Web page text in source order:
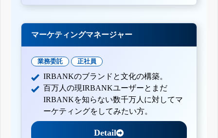
マーケティングマネージャー
業務委託 正社員
IRBANKのブランドと文化の構築。
百万人の現IRBANKユーザーとまだ
IRBANKを知らない数千万人に対してマ
ーケティングをしてみたい方。
Detail